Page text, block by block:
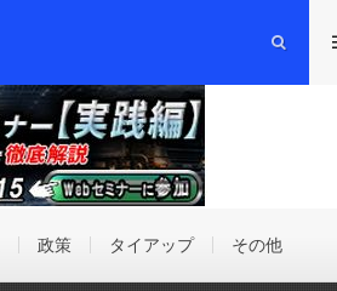
政策 タイアップ その他